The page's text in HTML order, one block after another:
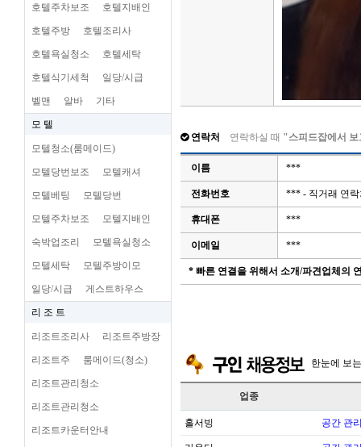
호텔주차보조 호텔지배인
호텔주방 호텔조리사
호텔욕실청소 호텔세탁
호텔식기세척 일당/시급
벨맨 알바 기타
모 텔
모텔청소(룸메이드)
모텔당번보조 모텔캐셔
모텔베팅 모텔당번
모텔주차보조 모텔지배인
숙박업조리 모텔욕실청소
모텔세탁 모텔주방이모
일당/시급 게스트하우스
리 조 트
리조트조리사 리조트주방장
리조트주 룸메이드(청소)
리조트관리청소
리조트관리청소
리조트카운터안내
연락처 연락하실 때 "스피드잡에서
이름 ***
전화번호 *** - 직거래 연
휴대폰 ***
이메일 ***
* 빠른 연결을 위해서 소개/파견업체의
한눈에 보
업종
홀서빙 공간 관